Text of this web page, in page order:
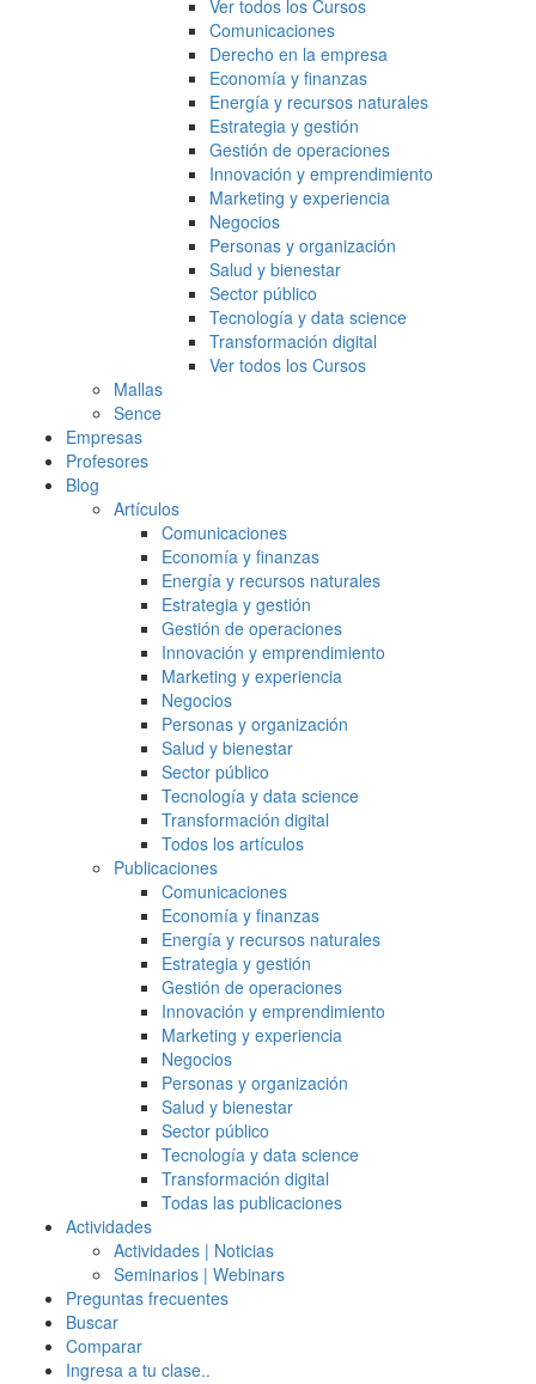
Ver todos los Cursos
Comunicaciones
Derecho en la empresa
Economía y finanzas
Energía y recursos naturales
Estrategia y gestión
Gestión de operaciones
Innovación y emprendimiento
Marketing y experiencia
Negocios
Personas y organización
Salud y bienestar
Sector público
Tecnología y data science
Transformación digital
Ver todos los Cursos
Mallas
Sence
Empresas
Profesores
Blog
Artículos
Comunicaciones
Economía y finanzas
Energía y recursos naturales
Estrategia y gestión
Gestión de operaciones
Innovación y emprendimiento
Marketing y experiencia
Negocios
Personas y organización
Salud y bienestar
Sector público
Tecnología y data science
Transformación digital
Todos los artículos
Publicaciones
Comunicaciones
Economía y finanzas
Energía y recursos naturales
Estrategia y gestión
Gestión de operaciones
Innovación y emprendimiento
Marketing y experiencia
Negocios
Personas y organización
Salud y bienestar
Sector público
Tecnología y data science
Transformación digital
Todas las publicaciones
Actividades
Actividades | Noticias
Seminarios | Webinars
Preguntas frecuentes
Buscar
Comparar
Ingresa a tu clase..